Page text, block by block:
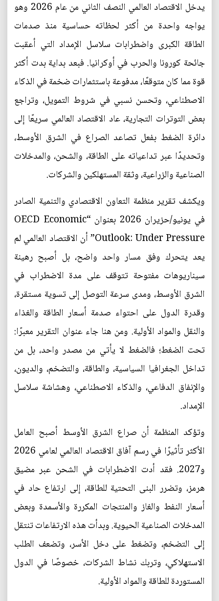
يدخل الاقتصاد العالمي النصف الثاني من عام 2026 وهو
يواجه واحدة من أكثر لحظاته حساسية منذ صدمات
الطاقة الكبرى واضطرابات سلاسل الإمداد التي أعقبت
جائحة كورونا والحرب في أوكرانيا. فبعد بداية بدت أكثر
قوة مما كان متوقعًا، مدفوعة باستثمارات ضخمة في الذكاء
الاصطناعي، وتحسن نسبي في شروط التمويل، وتراجع
بعض التوترات التجارية، عاد الاقتصاد العالمي سريعًا إلى
دائرة الضغط بفعل تصاعد الصراع في الشرق الأوسط،
وتحديدًا عبر تداعياته على الطاقة، والشحن، والمدخلات
الصناعية والزراعية، وثقة المستهلكين والشركات.
ويكشف تقرير منظمة التعاون الاقتصادي والتنمية الصادر
في يونيو/حزيران 2026 بعنوان “OECD Economic
Outlook: Under Pressure” أن الاقتصاد العالمي لم
يعد يتحرك وفق مسار واحد واضح، بل أصبح رهينة
سيناريوهات مفتوحة تتوقف على مدة الاضطراب في
الشرق الأوسط، ومدى سرعة التوصل إلى تسوية مستقرة،
وقدرة الدول على احتواء صدمة أسعار الطاقة والغذاء
والنقل والمواد الأولية. ومن هنا جاء عنوان التقرير معبرًا:
تحت الضغط؛ فالضغط لا يأتي من مصدر واحد، بل من
تداخل الجغرافيا السياسية، والطاقة، والتضخم، والديون،
والإنفاق الدفاعي، والذكاء الاصطناعي، وهشاشة سلاسل
الإمداد.
وتؤكد المنظمة أن صراع الشرق الأوسط أصبح العامل
الأكثر تأثيرًا في رسم آفاق الاقتصاد العالمي لعامي 2026
و2027. فقد أدت الاضطرابات في الشحن عبر مضيق
هرمز، وتضرر البنى التحتية للطاقة، إلى ارتفاع حاد في
أسعار النفط والغاز والمنتجات المكررة والأسمدة وبعض
المدخلات الصناعية الحيوية. وبدأت هذه الارتفاعات تنتقل
إلى التضخم، وتضغط على دخل الأسر، وتضعف الطلب
الاستهلاكي، وتربك نشاط الشركات، خصوصًا في الدول
المستوردة للطاقة والمواد الأولية.